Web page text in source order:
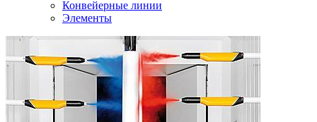
Конвейерные линии
Элементы